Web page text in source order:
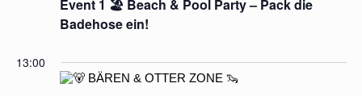
Event 1 🏖️ Beach & Pool Party – Pack die
Badehose ein!
13:00